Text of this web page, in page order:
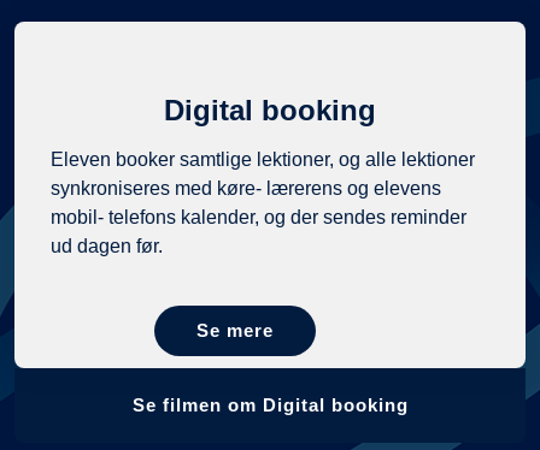
Digital booking
Eleven booker samtlige lektioner, og alle lektioner
synkroniseres med køre- lærerens og elevens
mobil- telefons kalender, og der sendes reminder
ud dagen før.
Se mere
Se filmen om Digital booking